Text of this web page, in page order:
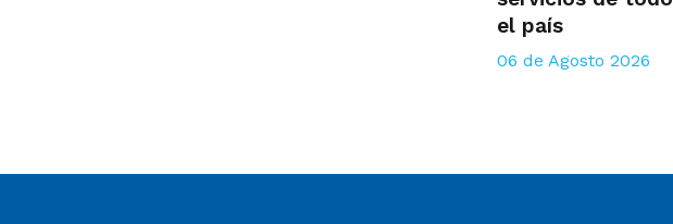
el país
06 de Agosto 2026